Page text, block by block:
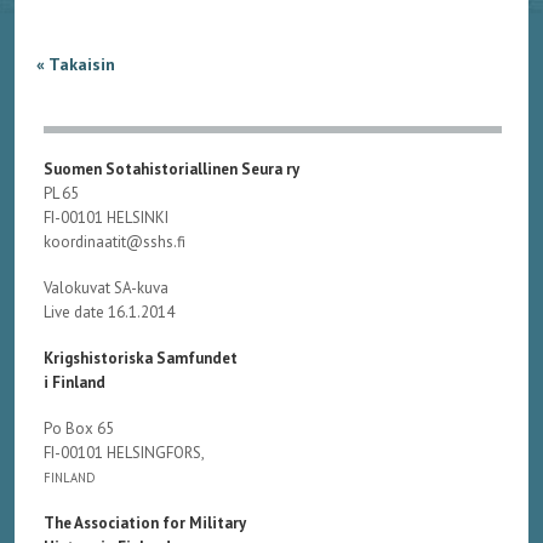
« Takaisin
Suomen Sotahistoriallinen Seura ry
PL 65
FI-00101 HELSINKI
koordinaatit@sshs.fi
Valokuvat SA-kuva
Live date 16.1.2014
Krigshistoriska Samfundet
i Finland
Po Box 65
FI-00101 HELSINGFORS,
FINLAND
The Association for Military